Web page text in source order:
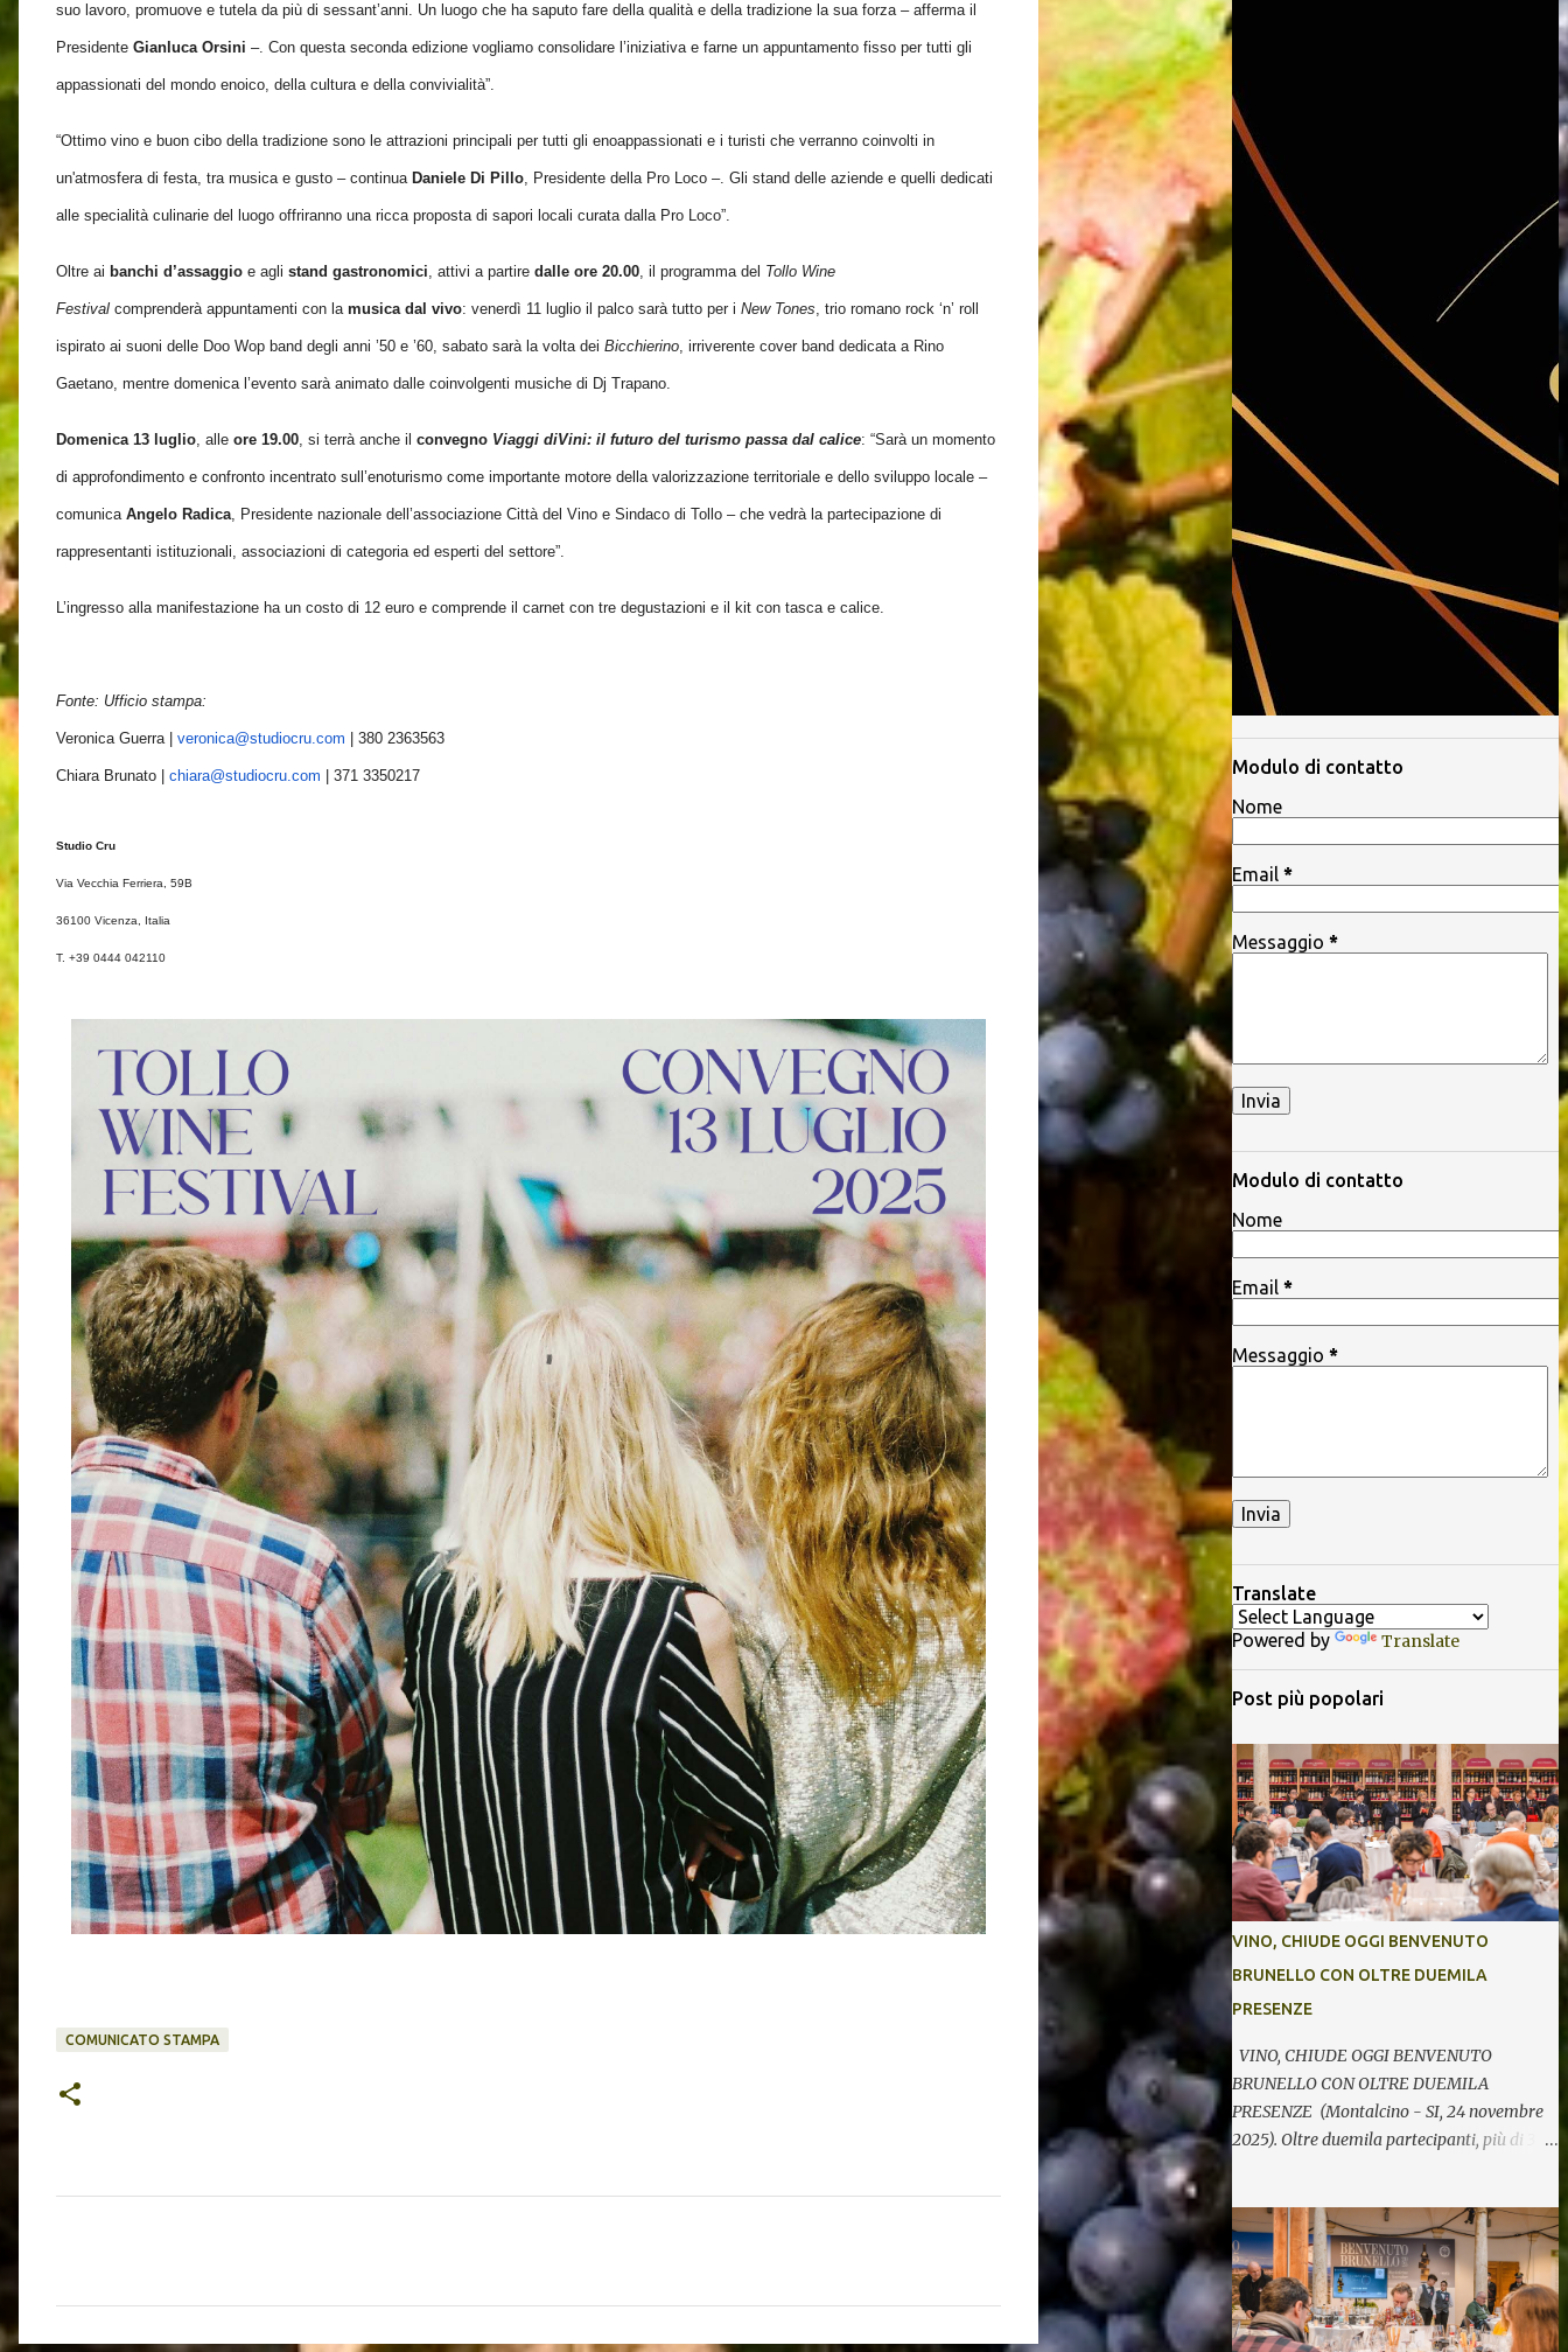
suo lavoro, promuove e tutela da più di sessant’anni. Un luogo che ha saputo fare della qualità e della tradizione la sua forza – afferma il
Presidente Gianluca Orsini –. Con questa seconda edizione vogliamo consolidare l’iniziativa e farne un appuntamento fisso per tutti gli
appassionati del mondo enoico, della cultura e della convivialità”. ​
“Ottimo vino e buon cibo della tradizione sono le attrazioni principali per tutti gli enoappassionati e i turisti che verranno coinvolti in
un'atmosfera di festa, tra musica e gusto – continua Daniele Di Pillo, Presidente della Pro Loco –. Gli stand delle aziende e quelli dedicati
alle specialità culinarie del luogo offriranno una ricca proposta di sapori locali curata dalla Pro Loco”.
Oltre ai banchi d’assaggio e agli stand gastronomici, attivi a partire dalle ore 20.00, il programma del Tollo Wine
Festival comprenderà appuntamenti con la musica dal vivo: venerdì 11 luglio il palco sarà tutto per i New Tones, trio romano rock ‘n’ roll
ispirato ai suoni delle Doo Wop band degli anni ’50 e ’60, sabato sarà la volta dei Bicchierino, irriverente cover band dedicata a Rino
Gaetano, mentre domenica l’evento sarà animato dalle coinvolgenti musiche di Dj Trapano. ​
Domenica 13 luglio, alle ore 19.00, si terrà anche il convegno Viaggi diVini: il futuro del turismo passa dal calice: “Sarà un momento
di approfondimento e confronto incentrato sull’enoturismo come importante motore della valorizzazione territoriale e dello sviluppo locale –
comunica Angelo Radica, Presidente nazionale dell’associazione Città del Vino e Sindaco di Tollo – che vedrà la partecipazione di
rappresentanti istituzionali, associazioni di categoria ed esperti del settore”. ​
L’ingresso alla manifestazione ha un costo di 12 euro e comprende il carnet con tre degustazioni e il kit con tasca e calice.
Fonte: Ufficio stampa:
Veronica Guerra | veronica@studiocru.com | 380 2363563
​Chiara Brunato | chiara@studiocru.com | 371 3350217
Studio Cru
​Via Vecchia Ferriera, 59B
​36100 Vicenza, Italia
​T. +39 0444 042110
COMUNICATO STAMPA
Modulo di contatto
Nome
Email *
Messaggio *
Modulo di contatto
Nome
Email *
Messaggio *
Translate
Powered by Translate
Post più popolari
VINO, CHIUDE OGGI BENVENUTO
BRUNELLO CON OLTRE DUEMILA
PRESENZE
VINO, CHIUDE OGGI BENVENUTO
BRUNELLO CON OLTRE DUEMILA
PRESENZE (Montalcino - SI, 24 novembre
2025). Oltre duemila partecipanti, più di 370
edizione di Benvenuto Brunello, l’annuale
evento di presentazione delle nuove annate
del principe dei rossi toscani a cura del
Consorzio del vino Brunello di Montalcino.
In assaggio nei calici, il millesimo 2021, la